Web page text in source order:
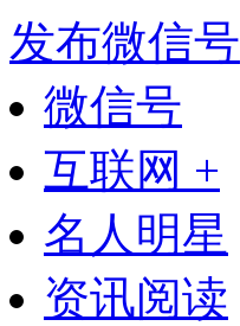
发布微信号
微信号
互联网 +
名人明星
资讯阅读